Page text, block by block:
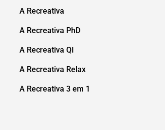
A Recreativa
A Recreativa PhD
A Recreativa QI
A Recreativa Relax
A Recreativa 3 em 1